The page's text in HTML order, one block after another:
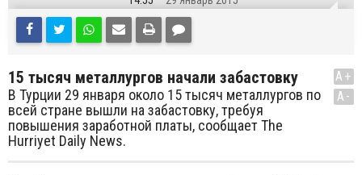
15 тысяч металлургов начали забастовку
В Турции 29 января около 15 тысяч металлургов по
всей стране вышли на забастовку, требуя
повышения заработной платы, сообщает The
Hurriyet Daily News.
A+
A-